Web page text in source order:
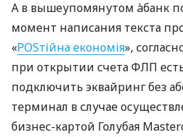
А в вышеупомянутом àбанк
момент написания текста
«POSтійна економія»,
при открытии счета ФЛП
подключить эквайринг без
терминал в случае
бизнес-картой Голубая